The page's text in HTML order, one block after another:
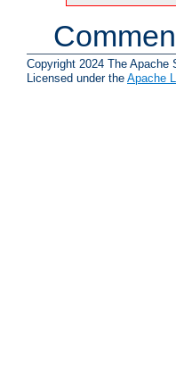
Copyright 2024 The Apache
Licensed under the Apache